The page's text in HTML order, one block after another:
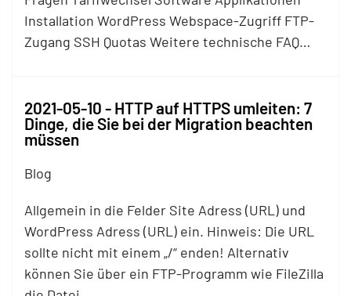
Installation WordPress Webspace-Zugriff FTP-
Zugang SSH Quotas Weitere technische FAQ…
2021-05-10 - HTTP auf HTTPS umleiten: 7
Dinge, die Sie bei der Migration beachten
müssen
Blog
Allgemein in die Felder Site Adress (URL) und
WordPress Adress (URL) ein. Hinweis: Die URL
sollte nicht mit einem „/“ enden! Alternativ
können Sie über ein FTP-Programm wie FileZilla